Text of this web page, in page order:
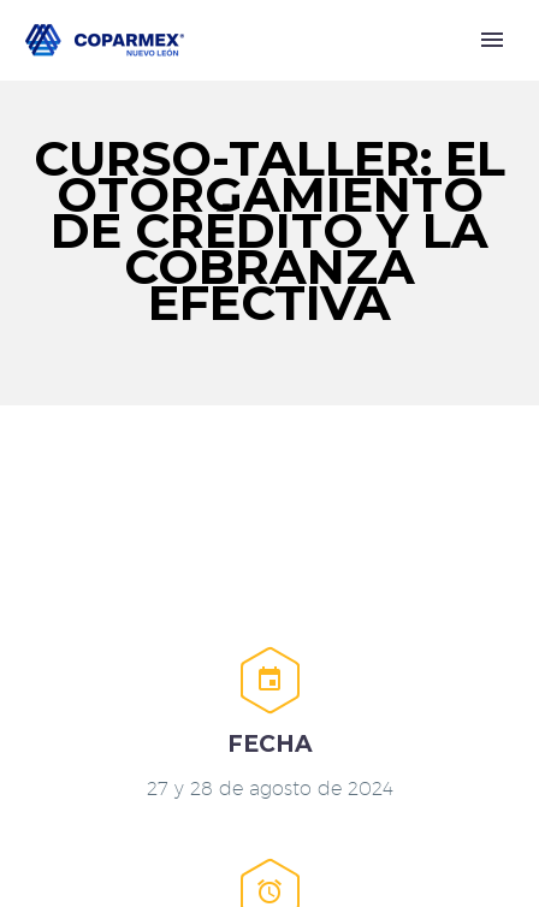
CURSO-TALLER: EL
OTORGAMIENTO
DE CRÉDITO Y LA
COBRANZA
EFECTIVA


FECHA
27 y 28 de agosto de 2024

